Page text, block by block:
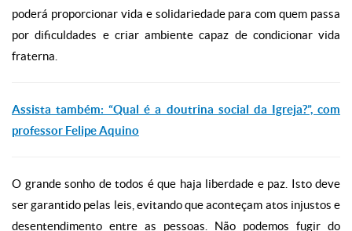
poderá proporcionar vida e solidariedade para com quem passa
por dificuldades e criar ambiente capaz de condicionar vida
fraterna.
Assista também: “Qual é a doutrina social da Igreja?”, com
professor Felipe Aquino
O grande sonho de todos é que haja liberdade e paz. Isto deve
ser garantido pelas leis, evitando que aconteçam atos injustos e
desentendimento entre as pessoas. Não podemos fugir do